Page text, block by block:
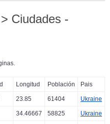
> Ciudades -
Longitud Población Pais
23.85 61404 Ukraine
34.46667 58825 Ukraine